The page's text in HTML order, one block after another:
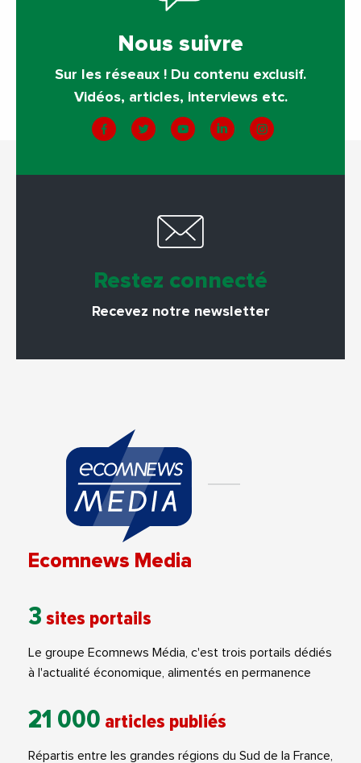
Nous suivre
Sur les réseaux ! Du contenu exclusif.
Vidéos, articles, interviews etc.
Restez connecté
Recevez notre newsletter
Ecomnews Media
3 sites portails
Le groupe Ecomnews Média, c'est trois portails dédiés
à l'actualité économique, alimentés en permanence
21 000 articles publiés
Répartis entre les grandes régions du Sud de la France,